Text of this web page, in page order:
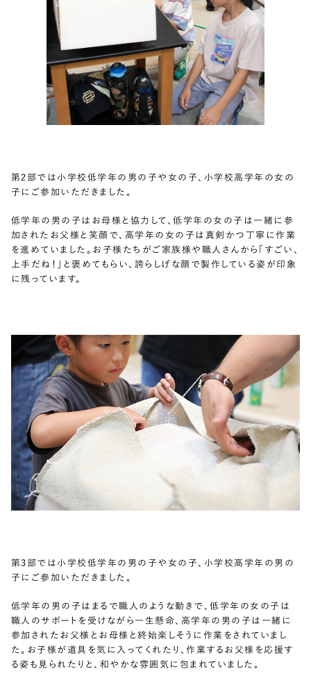
第2部では小学校低学年の男の子や女の子、小学校高学年の女の
子にご参加いただきました。
低学年の男の子はお母様と協力して、低学年の女の子は一緒に参
加されたお父様と笑顔で、高学年の女の子は真剣かつ丁寧に作業
を進めていました。お子様たちがご家族様や職人さんから「すごい、
上手だね！」と褒めてもらい、誇らしげな顔で製作している姿が印象
に残っています。
第3部では小学校低学年の男の子や女の子、小学校高学年の男の
子にご参加いただきました。
低学年の男の子はまるで職人のような動きで、低学年の女の子は
職人のサポートを受けながら一生懸命、高学年の男の子は一緒に
参加されたお父様とお母様と終始楽しそうに作業をされていまし
た。お子様が道具を気に入ってくれたり、作業するお父様を応援す
る姿も見られたりと、和やかな雰囲気に包まれていました。